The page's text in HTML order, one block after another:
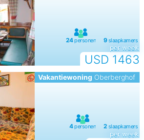
USD 1463
per week
Vakantiewoning Oberberghof
per week